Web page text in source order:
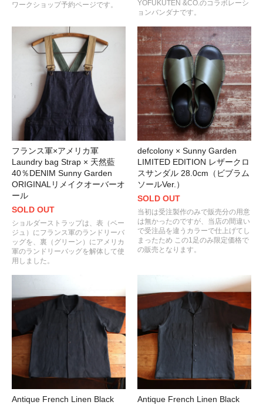
ワークショップ予約ページです。
YOFUKUTEN &CO.のコラボレーシ
ョンバンダナです。
フランス軍×アメリカ軍
Laundry bag Strap × 天然藍
40％DENIM Sunny Garden
ORIGINALリメイクオーバーオ
ール
SOLD OUT
ショルダーストラップは、表（ベー
ジュ）にフランス軍のランドリーバ
ッグを、裏（グリーン）にアメリカ
軍のランドリーバッグを解体して使
用しました。
defcolony × Sunny Garden
LIMITED EDITION レザークロ
スサンダル 28.0cm（ビブラム
ソールVer.）
SOLD OUT
当初は受注製作のみで販売分の用意
は無かったのですが、当店の間違い
で受注品を違うカラーで仕上げてし
まったため この1足のみ限定価格で
の販売となります。
Antique French Linen Black
Antique French Linen Black